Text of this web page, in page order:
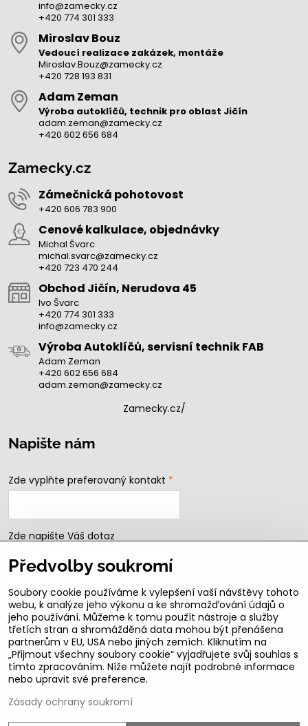
info@zamecky.cz
+420 774 301 333
Miroslav Bouz
Vedoucí realizace zakázek, montáže
Miroslav.Bouz@zamecky.cz
+420 728 193 831
Adam Zeman
Výroba autoklíčů, technik pro oblast Jičín
adam.zeman@zamecky.cz
+420 602 656 684
Zamecky.cz
Zámečnická pohotovost
+420 606 783 900
Cenové kalkulace, objednávky
Michal Švarc
michal.svarc@zamecky.cz
+420 723 470 244
Obchod Jičín, Nerudova 45
Ivo Švarc
+420 774 301 333
info@zamecky.cz
Výroba Autoklíčů, servisní technik FAB
Adam Zeman
+420 602 656 684
adam.zeman@zamecky.cz
Zamecky.cz/
Napište nám
Zde vyplňte preferovaný kontakt *
Zde napište Váš dotaz
Odeslat
B2b podmínky pro registrované partnery
Předvolby soukromí
Soubory cookie používáme k vylepšení vaší návštěvy tohoto
webu, k analýze jeho výkonu a ke shromažďování údajů o
jeho používání. Můžeme k tomu použít nástroje a služby
třetích stran a shromážděná data mohou být přenášena
partnerům v EU, USA nebo jiných zemích. Kliknutím na
„Přijmout všechny soubory cookie“ vyjadřujete svůj souhlas s
tímto zpracováním. Níže můžete najít podrobné informace
nebo upravit své preference.
Zásady ochrany soukromí